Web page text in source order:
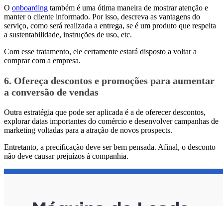
O onboarding também é uma ótima maneira de mostrar atenção e
manter o cliente informado. Por isso, descreva as vantagens do
serviço, como será realizada a entrega, se é um produto que respeita
a sustentabilidade, instruções de uso, etc.
Com esse tratamento, ele certamente estará disposto a voltar a
comprar com a empresa.
6. Ofereça descontos e promoções para aumentar
a conversão de vendas
Outra estratégia que pode ser aplicada é a de oferecer descontos,
explorar datas importantes do comércio e desenvolver campanhas de
marketing voltadas para a atração de novos prospects.
Entretanto, a precificação deve ser bem pensada. Afinal, o desconto
não deve causar prejuízos à companhia.